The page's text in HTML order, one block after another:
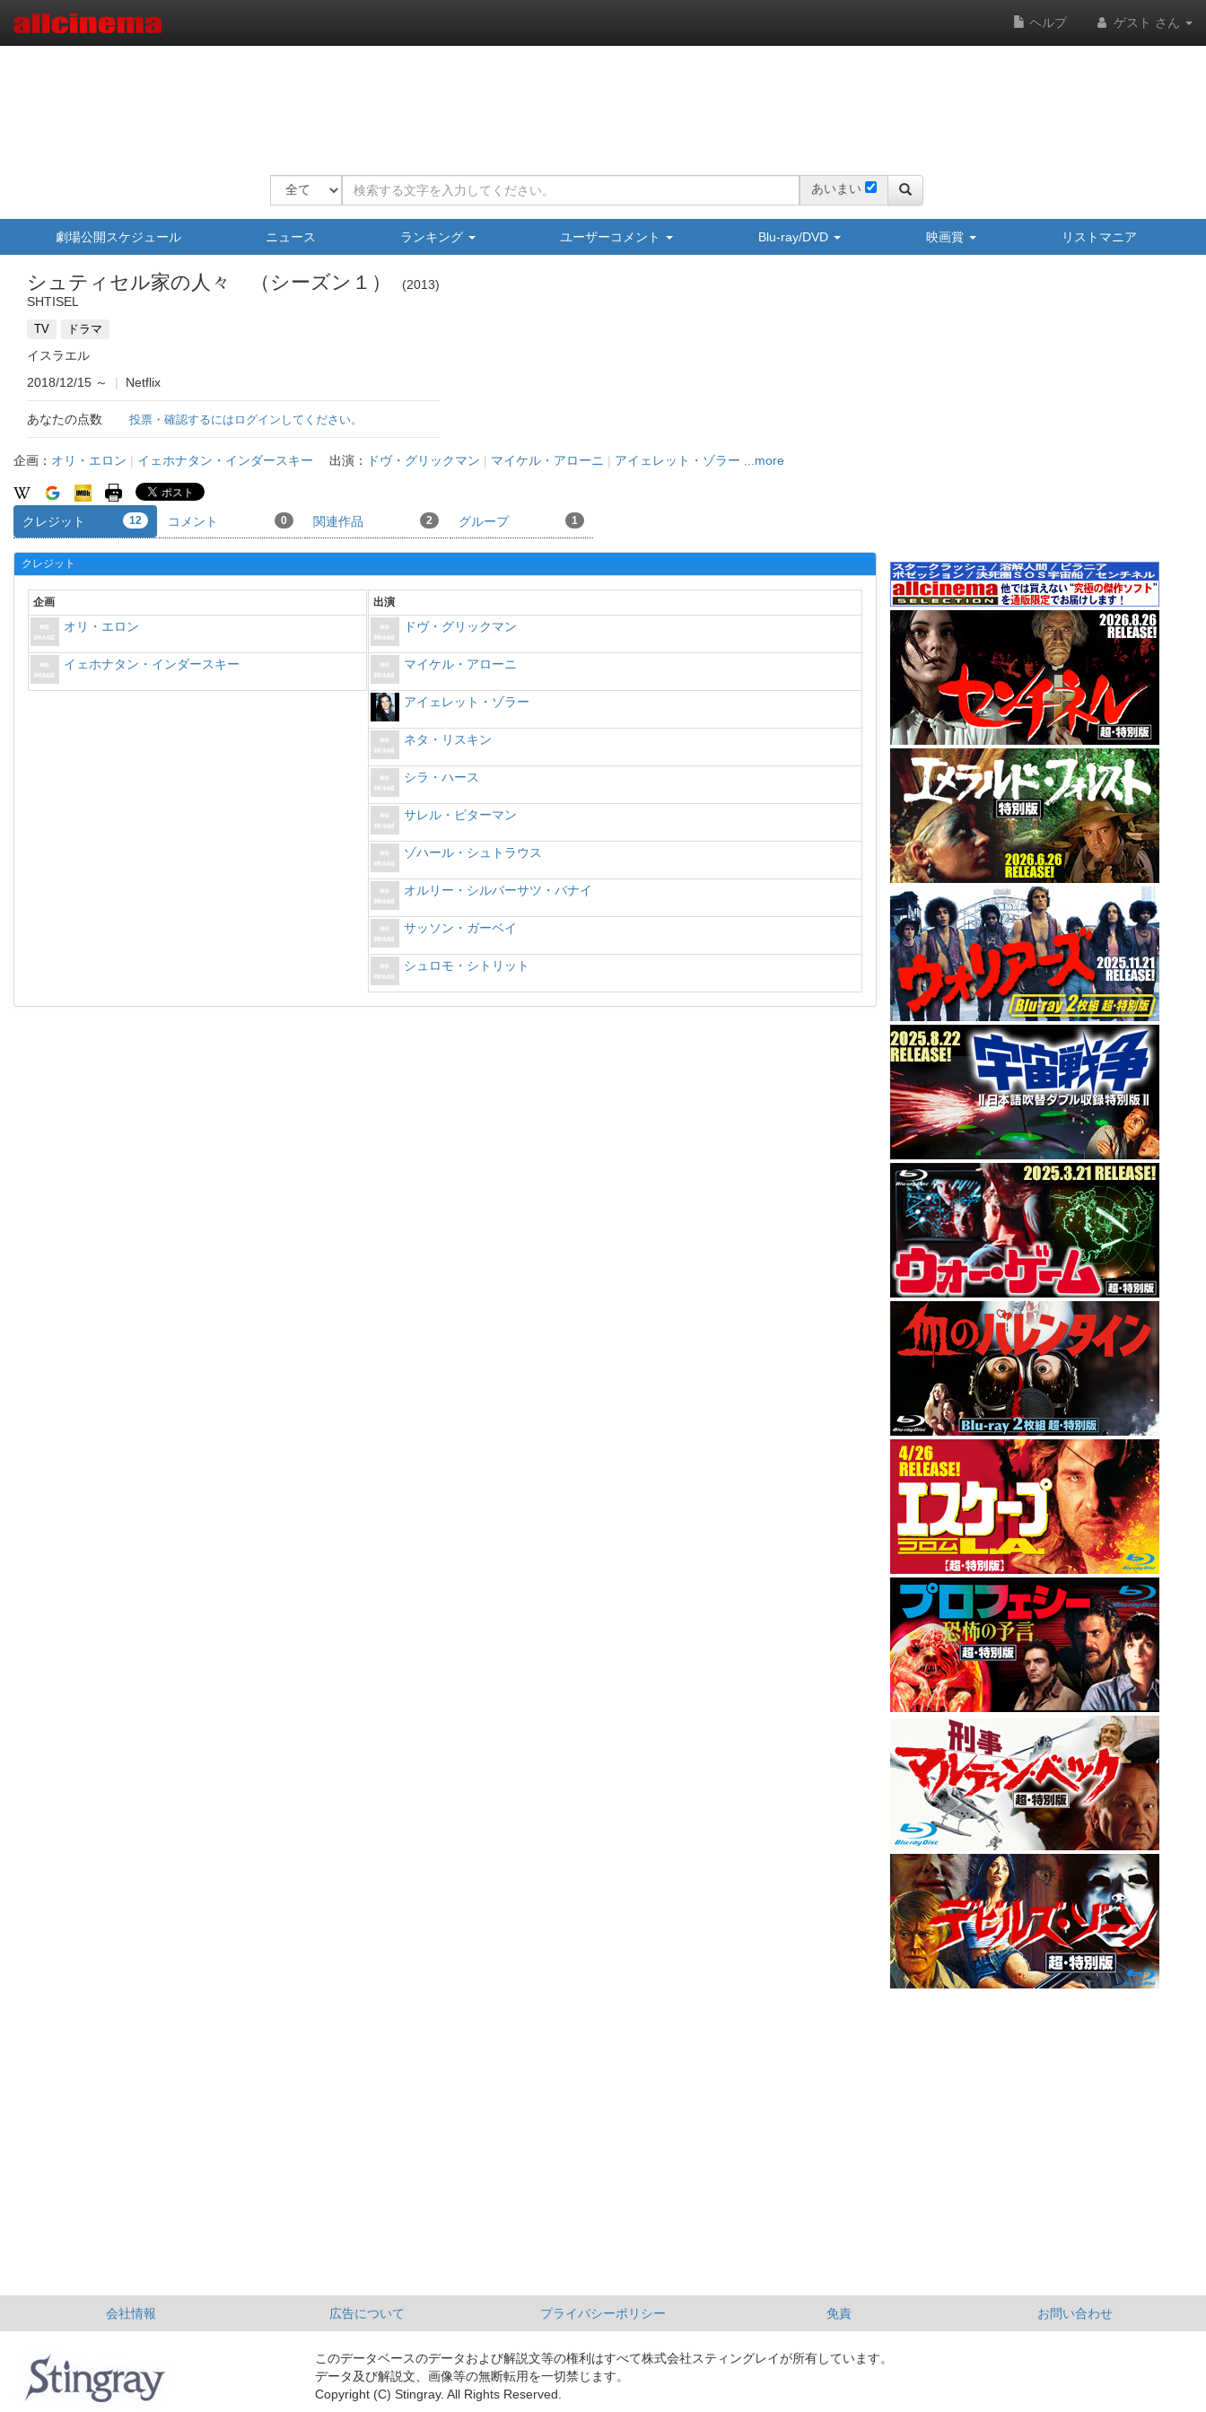
ヘルプ ゲスト さん
あいまい
劇場公開スケジュール ニュース ランキング ユーザーコメント Blu-ray/DVD 映画賞 リストマニア
シュティセル家の人々 （シーズン１）
2013
SHTISEL
TV ドラマ
イスラエル
2018/12/15 ～ | Netflix
あなたの点数 投票・確認するにはログインしてください。
企画： オリ・エロン | イェホナタン・インダースキー 出演： ドヴ・グリックマン | マイケル・アローニ | アイェレット・ゾラー ...more
クレジット 12 コメント 0 関連作品 2 グループ 1
クレジット
企画
オリ・エロン
イェホナタン・インダースキー
出演
ドヴ・グリックマン
マイケル・アローニ
アイェレット・ゾラー
ネタ・リスキン
シラ・ハース
サレル・ピターマン
ゾハール・シュトラウス
オルリー・シルバーサツ・バナイ
サッソン・ガーベイ
シュロモ・シトリット
会社情報 広告について プライバシーポリシー 免責 お問い合わせ
このデータベースのデータおよび解説文等の権利はすべて株式会社スティングレイが所有しています。
データ及び解説文、画像等の無断転用を一切禁じます。
Copyright (C) Stingray. All Rights Reserved.